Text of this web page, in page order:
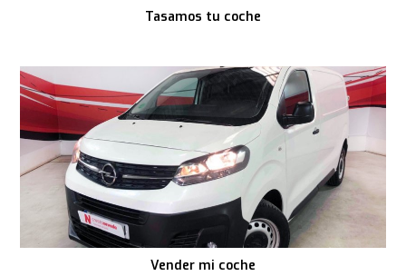
Tasamos tu coche
Vender mi coche